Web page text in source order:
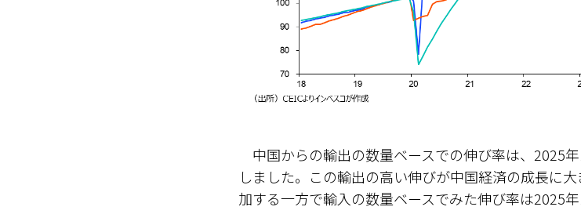
中国からの輸出の数量ベースでの伸び率は、2025
しました。この輸出の高い伸びが中国経済の成長に
加する一方で輸入の数量ベースでみた伸び率は2025